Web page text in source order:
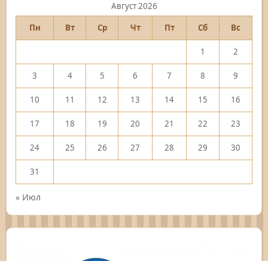
Август 2026
Пн
Вт Ср Чт Пт Сб Вс
1 2
3 4 5 6 7 8 9
10 11 12 13 14 15 16
17 18 19 20 21 22 23
24 25 26 27 28 29 30
31
« Июл